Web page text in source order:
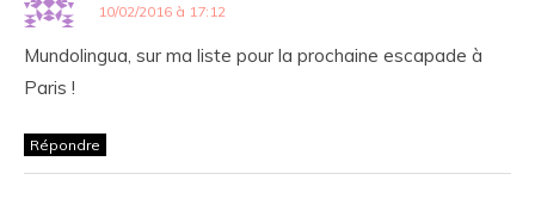
10/02/2016 à 17:12
Mundolingua, sur ma liste pour la prochaine escapade à
Paris !
Répondre